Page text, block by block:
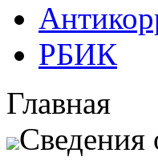
РБИК
Главная
Сведения